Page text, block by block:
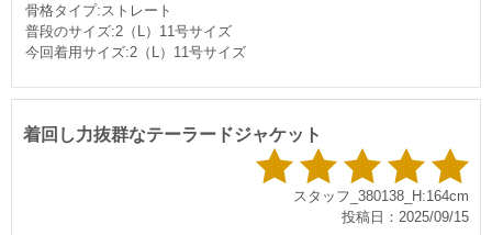
骨格タイプ:ストレート
普段のサイズ:2（L）11号サイズ
今回着用サイズ:2（L）11号サイズ
着回し力抜群なテーラードジャケット
スタッフ_380138_H:164cm
投稿日：2025/09/15